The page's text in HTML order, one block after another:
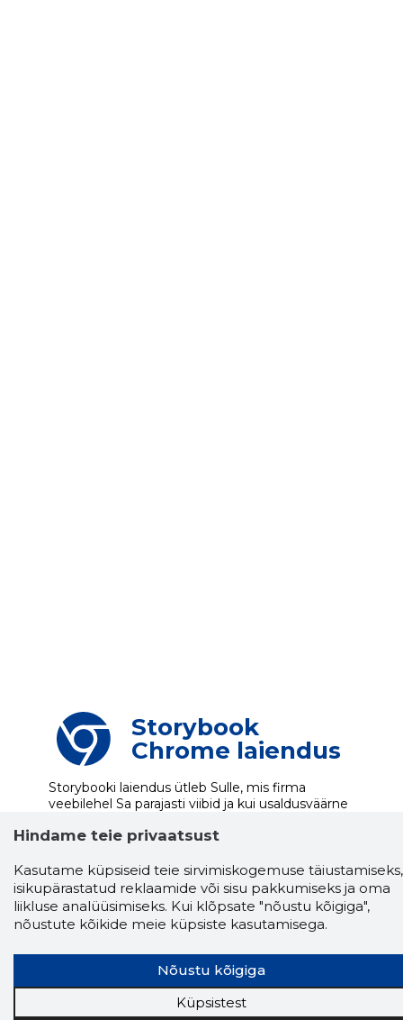
Storybook
Chrome laiendus
Storybooki laiendus ütleb Sulle, mis firma
veebilehel Sa parajasti viibid ja kui usaldusväärne
Näed helistaja tausta!Storybooki Äpp toob
SinuniOTSEKONTAKTID400 000 Eesti
ettevõtte ja isikute kohta (juhid, ametnikud).
Andmed on rikastatud maksevõime ja
Hindame teie privaatsust
Kasutame küpsiseid teie sirvimiskogemuse täiustamiseks,
isikupärastatud reklaamide või sisu pakkumiseks ja oma
liikluse analüüsimiseks. Kui klõpsate "nõustu kõigiga",
nõustute kõikide meie küpsiste kasutamisega.
Nõustu kõigiga
Küpsistest